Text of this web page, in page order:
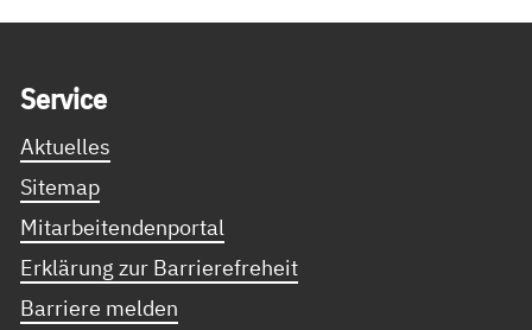
Ser­vice
Aktuelles
Sitemap
Mitarbeitendenportal
Erklärung zur Barrierefreheit
Barriere melden